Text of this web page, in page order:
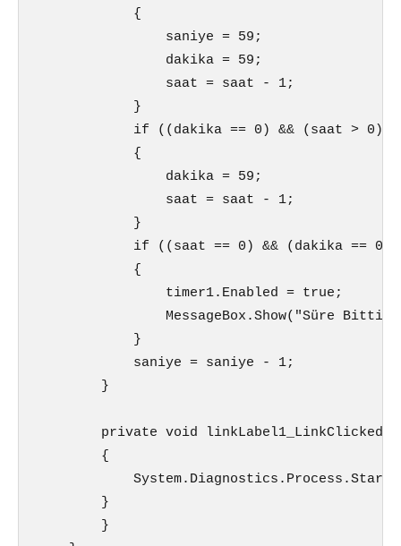
            {
                saniye = 59;
                dakika = 59;
                saat = saat - 1;
            }
            if ((dakika == 0) && (saat > 0))
            {
                dakika = 59;
                saat = saat - 1;
            }
if ((saat == 0) && (dakika == 0)
            {
                timer1.Enabled = true;
MessageBox.Show("Süre
            }
            saniye = saniye - 1;
        }
private void
        {
        }
        }